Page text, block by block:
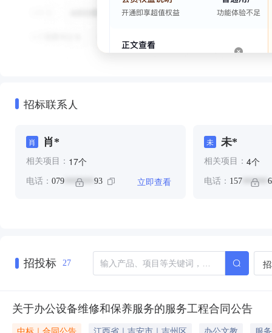
招标联系人
肖 肖*
相关项目： 17个
电话： 079 ******* 93 立即查看
未 未*
相关项目： 4个
电话： 157 ******
招投标 27
关于办公设备维修和保养服务的服务工程合同公告
中标｜合同公告 江西省｜吉安市｜吉州区 办公文教
服务